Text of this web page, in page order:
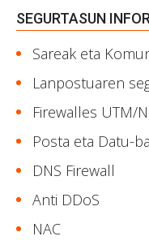
SEGURTASUN
Sareak eta
Lanpostuaren
Firewalles UTM/
Posta eta Datu-
DNS Firewall
Anti DDoS
NAC